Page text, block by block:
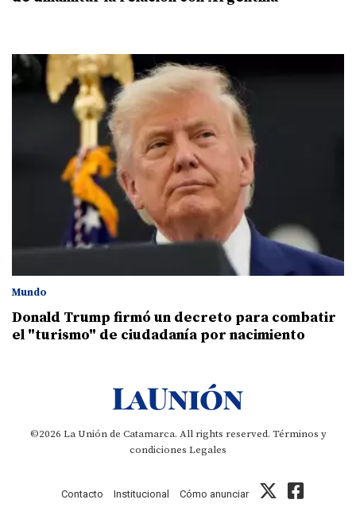
Mundo
Donald Trump firmó un decreto para combatir
el "turismo" de ciudadanía por nacimiento
©2026 La Unión de Catamarca. All rights reserved. Términos y
condiciones Legales
Contacto Institucional Cómo anunciar